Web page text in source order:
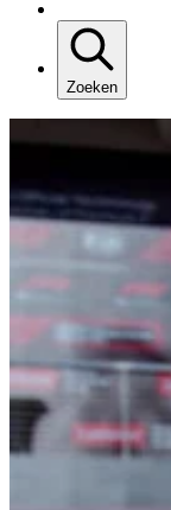
Zoeken